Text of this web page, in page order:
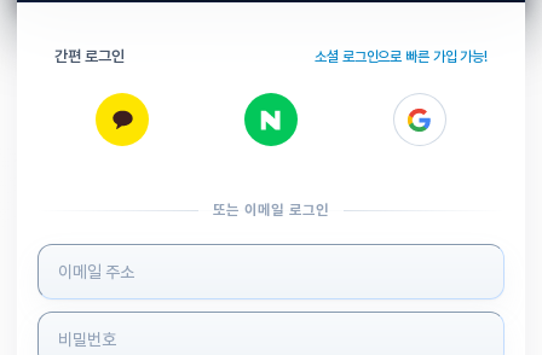
간편 로그인 소셜 로그인으로 빠른 가입 가능!
또는 이메일 로그인
로그인 정보 입력